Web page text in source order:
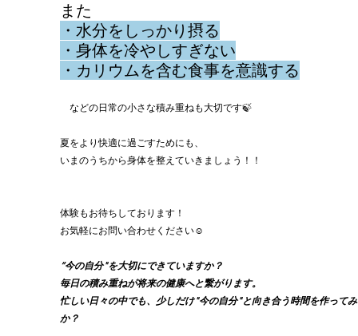
また
・水分をしっかり摂る
・身体を冷やしすぎない
・カリウムを含む食事を意識する
などの日常の小さな積み重ねも大切です🍃
夏をより快適に過ごすためにも、
いまのうちから身体を整えていきましょう！！
体験もお待ちしております！
お気軽にお問い合わせください☺︎
“今の自分"を大切にできていますか？
毎日の積み重ねが将来の健康へと繋がります。
忙しい日々の中でも、少しだけ"今の自分"と向き合う時間を作って
か？